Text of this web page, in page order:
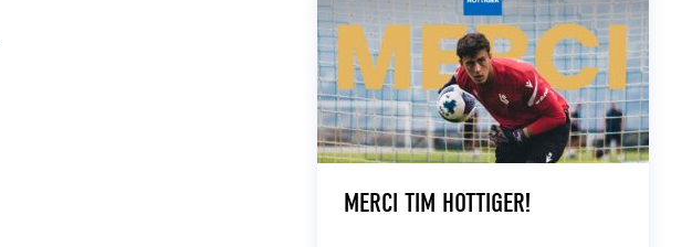
MERCI TIM HOTTIGER!